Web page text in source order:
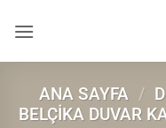
atla
ANA SAYFA /
BELÇIKA DUVAR